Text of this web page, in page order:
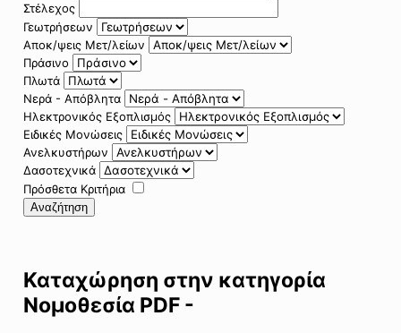
Στέλεχος
Γεωτρήσεων
Αποκ/ψεις Μετ/λείων
Πράσινο
Πλωτά
Νερά - Απόβλητα
Ηλεκτρονικός Εξοπλισμός
Ειδικές Μονώσεις
Ανελκυστήρων
Δασοτεχνικά
Πρόσθετα Κριτήρια
Αναζήτηση
Καταχώρηση στην κατηγορία
Νομοθεσία PDF -